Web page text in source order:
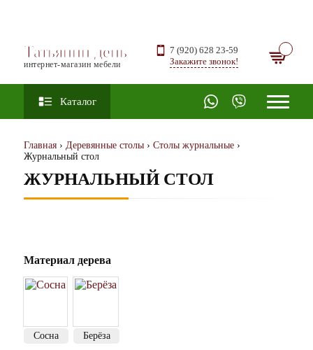
Татьянин день
интернет-магазин мебели
7 (920) 628 23-59
Закажите звонок!
Каталог
Главная › Деревянные столы › Столы журнальные ›
Журнальный стол
ЖУРНАЛЬНЫЙ СТОЛ
Материал дерева
Сосна Берёза